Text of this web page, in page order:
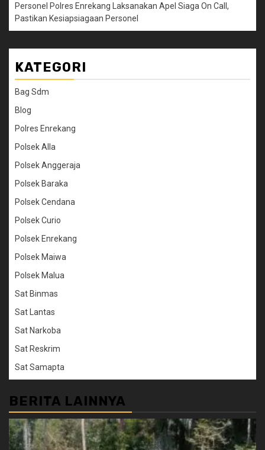
Personel Polres Enrekang Laksanakan Apel Siaga On Call,
Pastikan Kesiapsiagaan Personel
KATEGORI
Bag Sdm
Blog
Polres Enrekang
Polsek Alla
Polsek Anggeraja
Polsek Baraka
Polsek Cendana
Polsek Curio
Polsek Enrekang
Polsek Maiwa
Polsek Malua
Sat Binmas
Sat Lantas
Sat Narkoba
Sat Reskrim
Sat Samapta
BERITA LAINNYA